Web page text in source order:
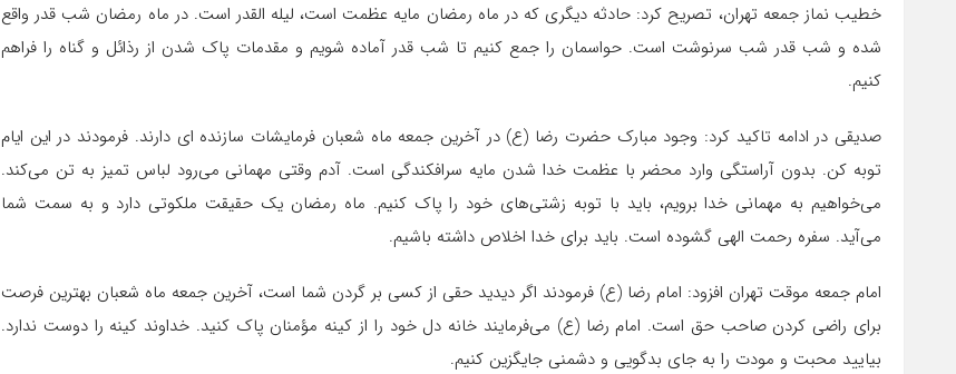
خطیب نماز جمعه تهران، تصریح کرد: حادثه دیگری که در ماه رمضان مایه عظمت است، لیله القدر است. در ماه رمضان شب قدر واقع
شده و شب قدر شب سرنوشت است. حواسمان را جمع کنیم تا شب قدر آماده شویم و مقدمات پاک شدن از رذائل و گناه را فراهم
کنیم.
صدیقی در ادامه تاکید کرد: وجود مبارک حضرت رضا (ع) در آخرین جمعه ماه شعبان فرمایشات سازنده ای دارند. فرمودند در این ایام
توبه کن. بدون آراستگی وارد محضر با عظمت خدا شدن مایه سرافکندگی است. آدم وقتی مهمانی می‌رود لباس تمیز به تن می‌کند.
می‌خواهیم به مهمانی خدا برویم، باید با توبه زشتی‌های خود را پاک کنیم. ماه رمضان یک حقیقت ملکوتی دارد و به سمت شما
می‌آید. سفره رحمت الهی گشوده است. باید برای خدا اخلاص داشته باشیم.
امام جمعه موقت تهران افزود: امام رضا (ع) فرمودند اگر دیدید حقی از کسی بر گردن شما است، آخرین جمعه ماه شعبان بهترین فرصت
برای راضی کردن صاحب حق است. امام رضا (ع) می‌فرمایند خانه دل خود را از کینه مؤمنان پاک کنید. خداوند کینه را دوست ندارد.
بیایید محبت و مودت را به جای بدگویی و دشمنی جایگزین کنیم.